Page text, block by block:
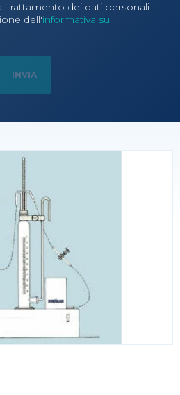
trattamento dei dati personali
dell'informativa sul